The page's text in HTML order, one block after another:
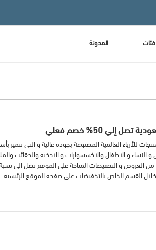
فئات المدونة
إلي 50% خصم فعلي
للأزياء العالمية المصنوعة بجودة عالية و التي تتميز
النساء و الاطفال والاكسسوارات و الاحذيه والحقائب
القسم الخاص بالتخفيضات على صفحه الموقع الرئيسيه.